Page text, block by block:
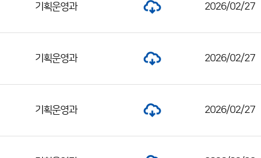
기획운영과 2026/02/27
기획운영과 2026/02/27
기획운영과 2026/02/27